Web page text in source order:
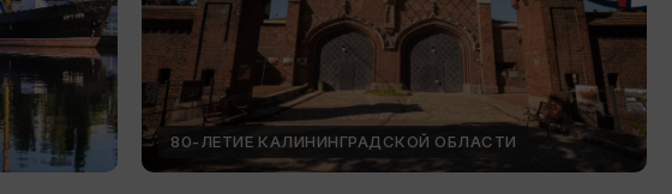
80-ЛЕТИЕ КАЛИНИНГРАДСКОЙ ОБЛАСТИ